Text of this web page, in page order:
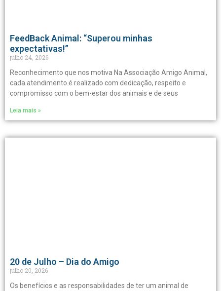
FeedBack Animal: “Superou minhas
expectativas!”
julho 24, 2026
Reconhecimento que nos motiva Na Associação Amigo Animal,
cada atendimento é realizado com dedicação, respeito e
compromisso com o bem-estar dos animais e de seus
Leia mais »
20 de Julho – Dia do Amigo
julho 20, 2026
Os benefícios e as responsabilidades de ter um animal de